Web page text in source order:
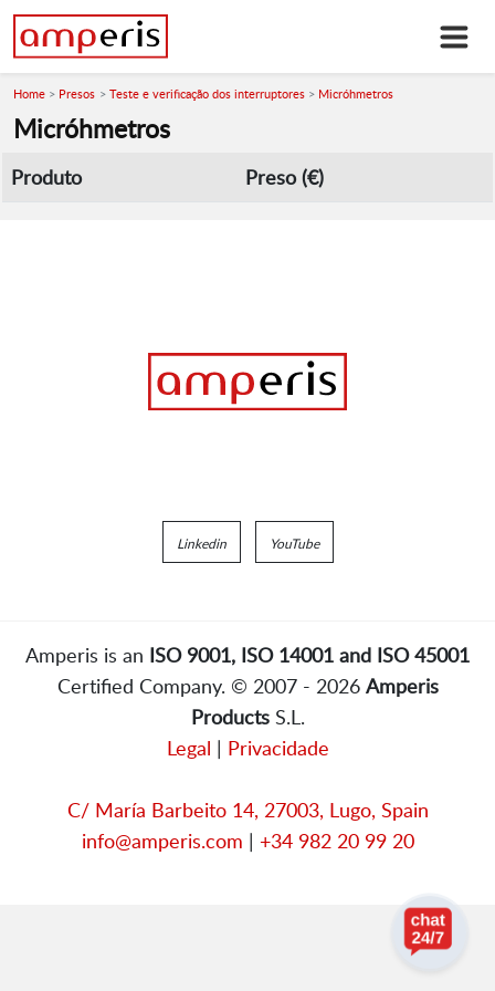
Home Presos Teste e verificação dos interruptores Micróhmetros
Micróhmetros
Produto Preso (€)
Linkedin YouTube
Amperis is an ISO 9001, ISO 14001 and ISO 45001
Certified Company. © 2007 - 2026 Amperis
ProductsS.L.
Legal | Privacidade
C/ María Barbeito 14, 27003, Lugo, Spain
info@amperis.com | +34 982 20 99 20